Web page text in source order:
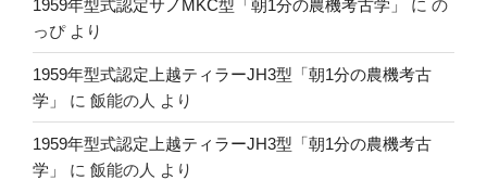
1959年型式認定サノMKC型「朝1分の農機考古学」 に の
っぴより
1959年型式認定上越ティラーJH3型「朝1分の農機考古
学」
に 飯能の人 より
1959年型式認定上越ティラーJH3型「朝1分の農機考古
学」
に 飯能の人 より